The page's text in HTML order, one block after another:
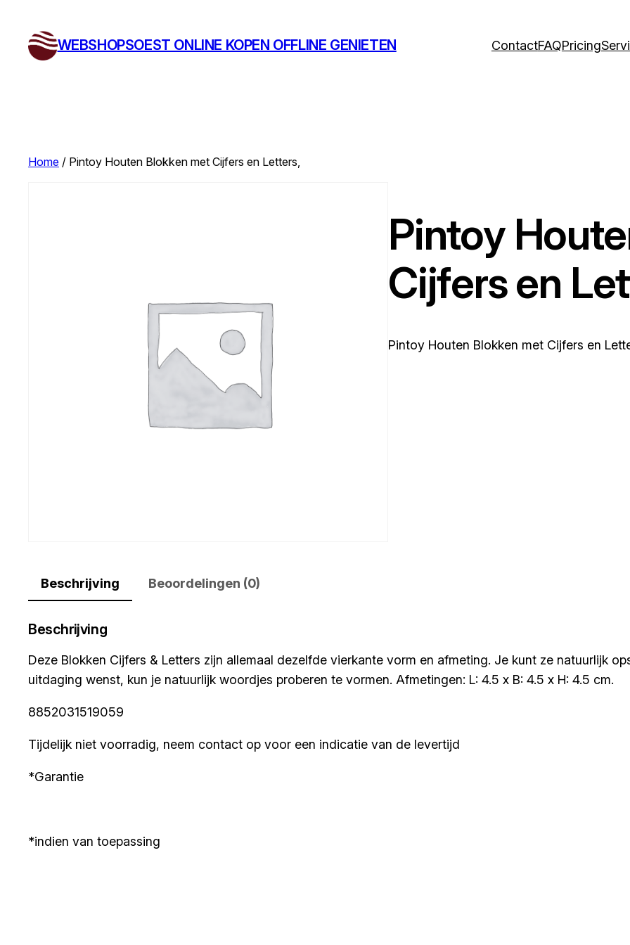
WEBSHOPSOEST ONLINE KOPEN OFFLINE GENIETEN ContactFAQPricing
Home / Pintoy Houten Blokken met Cijfers en Letters,
Pintoy
Cijfers en
Pintoy Houten Blokken met Cijfers en
Beschrijving Beoordelingen (0)
Beschrijving
Deze Blokken Cijfers & Letters zijn allemaal dezelfde vierkante vorm en afmeting. Je kunt ze natuurlijk
uitdaging wenst, kun je natuurlijk woordjes proberen te vormen. Afmetingen: L: 4.5 x B: 4.5 x H: 4.5 cm.
8852031519059
Tijdelijk niet voorradig, neem contact op voor een indicatie van de levertijd
*Garantie
*indien van toepassing